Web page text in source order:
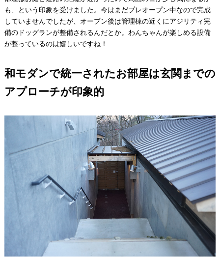
も、という印象を受けました。今はまだプレオープン中なので完成
していませんでしたが、オープン後は管理棟の近くにアジリティ完
備のドッグランが整備されるんだとか。わんちゃんが楽しめる設備
が整っているのは嬉しいですね！
和モダンで統一されたお部屋は玄関までの
アプローチが印象的